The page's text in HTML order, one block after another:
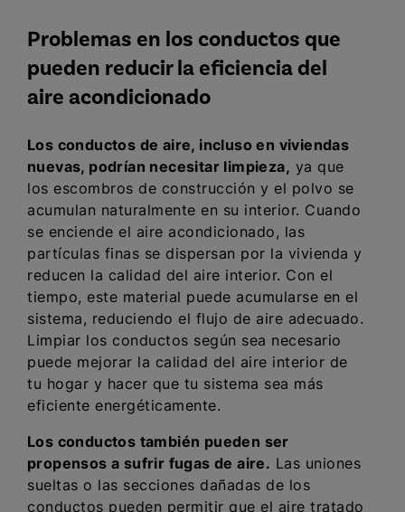
Problemas en los conductos que
pueden reducir la eficiencia del
aire acondicionado
Los conductos de aire, incluso en viviendas
nuevas, podrían necesitar limpieza, ya que
los escombros de construcción y el polvo se
acumulan naturalmente en su interior. Cuando
se enciende el aire acondicionado, las
partículas finas se dispersan por la vivienda y
reducen la calidad del aire interior. Con el
tiempo, este material puede acumularse en el
sistema, reduciendo el flujo de aire adecuado.
Limpiar los conductos según sea necesario
puede mejorar la calidad del aire interior de
tu hogar y hacer que tu sistema sea más
eficiente energéticamente.
Los conductos también pueden ser
propensos a sufrir fugas de aire. Las uniones
sueltas o las secciones dañadas de los
conductos pueden permitir que el aire tratado